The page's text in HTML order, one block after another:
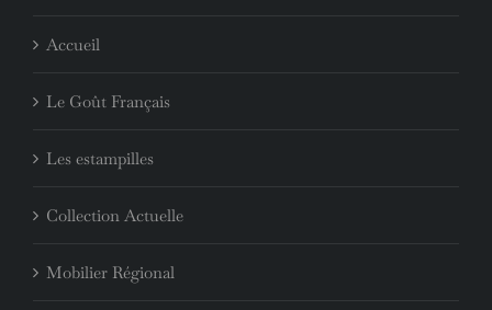
Accueil
Le Goût Français
Les estampilles
Collection Actuelle
Mobilier Régional